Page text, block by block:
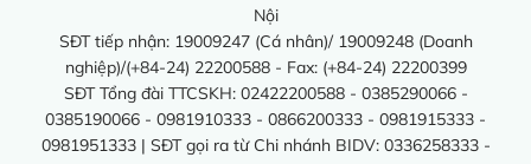
Nội
SĐT tiếp nhận: 19009247 (Cá nhân)/ 19009248 (Doanh
nghiệp)/(+84-24) 22200588 - Fax: (+84-24) 22200399
SĐT Tổng đài TTCSKH: 02422200588 - 0385290066 -
0385190066 - 0981910333 - 0866200333 - 0981915333 -
0981951333 | SĐT gọi ra từ Chi nhánh BIDV: 0336258333 -